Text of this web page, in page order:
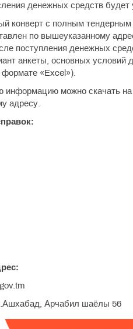
денежных средств будет
конверт с полным
по вышеуказанному
поступления денежных
анкеты, основных условий
«Excel»).
информацию можно скачать на
адресу.
Арчабил шаёлы 56